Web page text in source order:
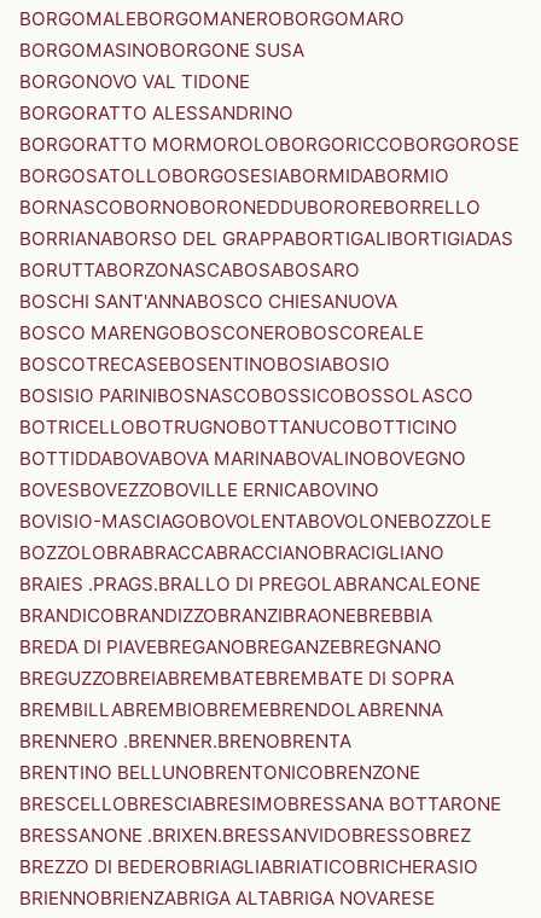
BORGOMALEBORGOMANEROBORGOMARO
BORGOMASINOBORGONE SUSA
BORGONOVO VAL TIDONE
BORGORATTO ALESSANDRINO
BORGORATTO MORMOROLOBORGORICCOBORGOROSE
BORGOSATOLLOBORGOSESIABORMIDABORMIO
BORNASCOBORNOBORONEDDUBOROREBORRELLO
BORRIANABORSO DEL GRAPPABORTIGALIBORTIGIADAS
BORUTTABORZONASCABOSABOSARO
BOSCHI SANT'ANNABOSCO CHIESANUOVA
BOSCO MARENGOBOSCONEROBOSCOREALE
BOSCOTRECASEBOSENTINOBOSIABOSIO
BOSISIO PARINIBOSNASCOBOSSICOBOSSOLASCO
BOTRICELLOBOTRUGNOBOTTANUCOBOTTICINO
BOTTIDDABOVABOVA MARINABOVALINOBOVEGNO
BOVESBOVEZZOBOVILLE ERNICABOVINO
BOVISIO-MASCIAGOBOVOLENTABOVOLONEBOZZOLE
BOZZOLOBRABRACCABRACCIANOBRACIGLIANO
BRAIES .PRAGS.BRALLO DI PREGOLABRANCALEONE
BRANDICOBRANDIZZOBRANZIBRAONEBREBBIA
BREDA DI PIAVEBREGANOBREGANZEBREGNANO
BREGUZZOBREIABREMBATEBREMBATE DI SOPRA
BREMBILLABREMBIOBREMEBRENDOLABRENNA
BRENNERO .BRENNER.BRENOBRENTA
BRENTINO BELLUNOBRENTONICOBRENZONE
BRESCELLOBRESCIABRESIMOBRESSANA BOTTARONE
BRESSANONE .BRIXEN.BRESSANVIDOBRESSOBREZ
BREZZO DI BEDEROBRIAGLIABRIATICOBRICHERASIO
BRIENNOBRIENZABRIGA ALTABRIGA NOVARESE